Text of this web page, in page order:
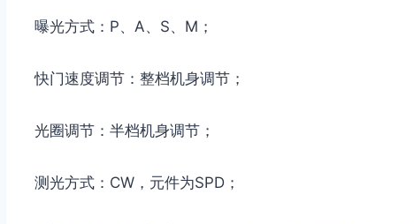
曝光方式：P、A、S、M；
快门速度调节：整档机身调节；
光圈调节：半档机身调节；
测光方式：CW，元件为SPD；